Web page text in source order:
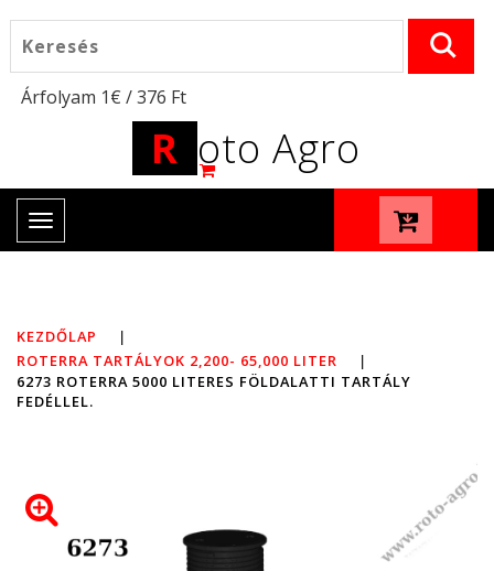
Árfolyam 1€ / 376 Ft
R oto Agro
Toggle
navigation
KEZDŐLAP
|
ROTERRA TARTÁLYOK 2,200- 65,000 LITER
|
6273 ROTERRA 5000 LITERES FÖLDALATTI TARTÁLY
FEDÉLLEL.